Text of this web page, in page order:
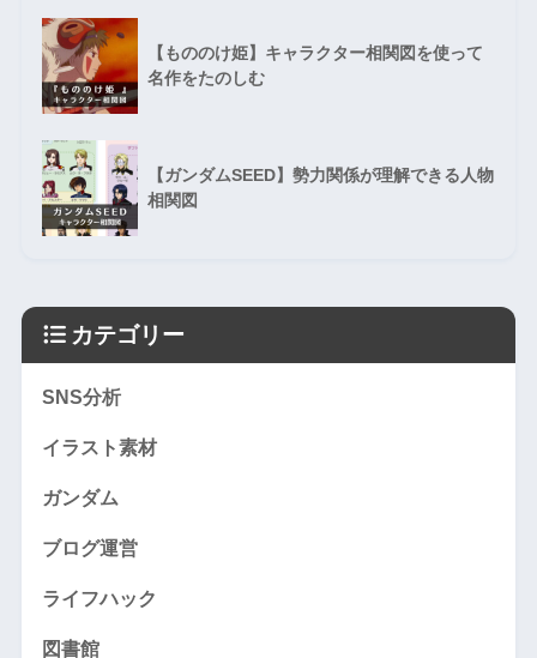
【もののけ姫】キャラクター相関図を使って
名作をたのしむ
【ガンダムSEED】勢力関係が理解できる人物
相関図
カテゴリー
SNS分析
イラスト素材
ガンダム
ブログ運営
ライフハック
図書館